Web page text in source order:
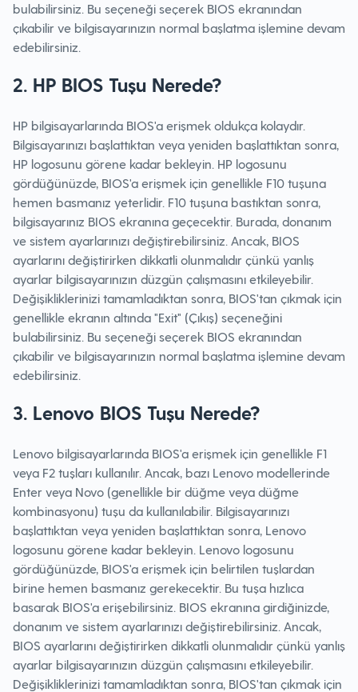
bulabilirsiniz. Bu seçeneği seçerek BIOS ekranından
çıkabilir ve bilgisayarınızın normal başlatma işlemine devam
edebilirsiniz.
2. HP BIOS Tuşu Nerede?
HP bilgisayarlarında BIOS'a erişmek oldukça kolaydır.
Bilgisayarınızı başlattıktan veya yeniden başlattıktan sonra,
HP logosunu görene kadar bekleyin. HP logosunu
gördüğünüzde, BIOS'a erişmek için genellikle F10 tuşuna
hemen basmanız yeterlidir. F10 tuşuna bastıktan sonra,
bilgisayarınız BIOS ekranına geçecektir. Burada, donanım
ve sistem ayarlarınızı değiştirebilirsiniz. Ancak, BIOS
ayarlarını değiştirirken dikkatli olunmalıdır çünkü yanlış
ayarlar bilgisayarınızın düzgün çalışmasını etkileyebilir.
Değişikliklerinizi tamamladıktan sonra, BIOS'tan çıkmak için
genellikle ekranın altında "Exit" (Çıkış) seçeneğini
bulabilirsiniz. Bu seçeneği seçerek BIOS ekranından
çıkabilir ve bilgisayarınızın normal başlatma işlemine devam
edebilirsiniz.
3. Lenovo BIOS Tuşu Nerede?
Lenovo bilgisayarlarında BIOS'a erişmek için genellikle F1
veya F2 tuşları kullanılır. Ancak, bazı Lenovo modellerinde
Enter veya Novo (genellikle bir düğme veya düğme
kombinasyonu) tuşu da kullanılabilir. Bilgisayarınızı
başlattıktan veya yeniden başlattıktan sonra, Lenovo
logosunu görene kadar bekleyin. Lenovo logosunu
gördüğünüzde, BIOS'a erişmek için belirtilen tuşlardan
birine hemen basmanız gerekecektir. Bu tuşa hızlıca
basarak BIOS'a erişebilirsiniz. BIOS ekranına girdiğinizde,
donanım ve sistem ayarlarınızı değiştirebilirsiniz. Ancak,
BIOS ayarlarını değiştirirken dikkatli olunmalıdır çünkü yanlış
ayarlar bilgisayarınızın düzgün çalışmasını etkileyebilir.
Değişikliklerinizi tamamladıktan sonra, BIOS'tan çıkmak için